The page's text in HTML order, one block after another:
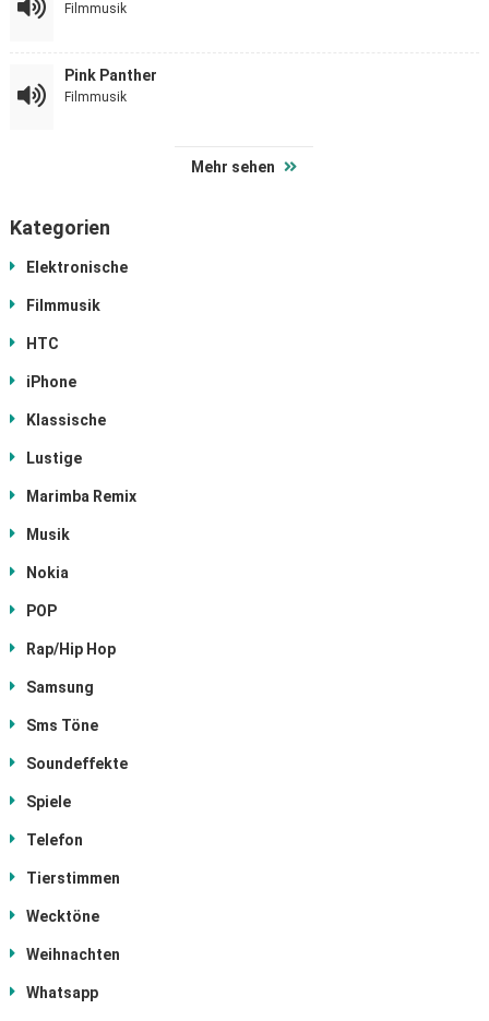
Filmmusik
Pink Panther
Filmmusik
Mehr sehen
Kategorien
Elektronische
Filmmusik
HTC
iPhone
Klassische
Lustige
Marimba Remix
Musik
Nokia
POP
Rap/Hip Hop
Samsung
Sms Töne
Soundeffekte
Spiele
Telefon
Tierstimmen
Wecktöne
Weihnachten
Whatsapp